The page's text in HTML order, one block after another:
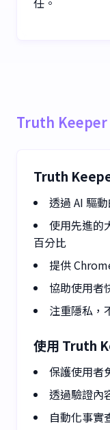
Truth Keeper
Truth
透過 AI 驅
使用先進的
百分比
提供
協助使用者
注重隱私，
使用 Truth
保護使用者
透過驗證內
自動化事實